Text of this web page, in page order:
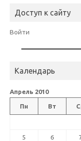
Доступ к сайту
Войти
Календарь
Апрель 2010
Пн Вт
5 6